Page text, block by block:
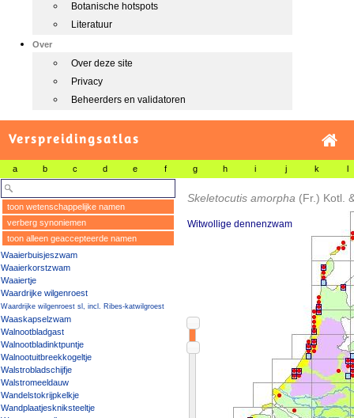
Botanische hotspots
Literatuur
Over
Over deze site
Privacy
Beheerders en validatoren
Verspreidingsatlas
a b c d e f g h i j k l
toon wetenschappelijke namen
verberg synoniemen
toon alleen geaccepteerde namen
Waaierbuisjeszwam
Waaierkorstzwam
Waaiertje
Waardrijke wilgenroest
Waardrijke wilgenroest sl, incl. Ribes-katwilgroest
Waaskapselzwam
Walnootbladgast
Walnootbladinktpuntje
Walnootuitbreekkogeltje
Walstrobladschijfje
Walstromeeldauw
Wandelstokrijpkelkje
Wandplaatjeskniksteeltje
Skeletocutis amorpha (Fr.) Kotl.
Witwollige dennenzwam